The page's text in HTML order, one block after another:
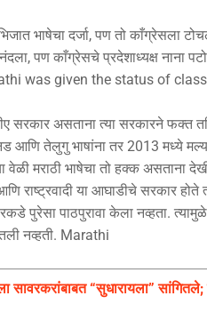
भाषेचा दर्जा, पण तो काँग्रेसला
पण काँग्रेसचे प्रदेशाध्यक्ष नाना
was given the status of
सरकार असताना त्या सरकारने फक्त
आणि तेलुगु भाषांना तर 2013 मध्ये
वेळी मराठी भाषेचा तो हक्क असताना
राष्ट्रवादी या आघाडीचे सरकार होते
पुरेसा पाठपुरावा केला नव्हता.
नव्हती. Marathi
“सुधारायला” सांगितले;